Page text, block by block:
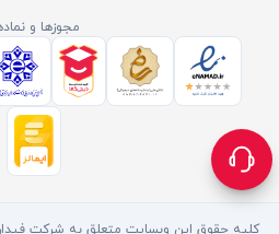
مجوزها و
کلیه حقوق این وبسایت متعلق به شرکت